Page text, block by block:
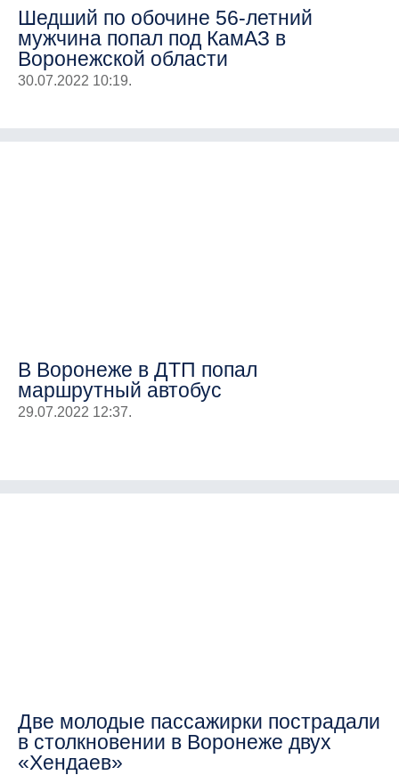
Шедший по обочине 56-летний
мужчина попал под КамАЗ в
Воронежской области
30.07.2022 10:19.
В Воронеже в ДТП попал
маршрутный автобус
29.07.2022 12:37.
Две молодые пассажирки пострадали
в столкновении в Воронеже двух
«Хендаев»